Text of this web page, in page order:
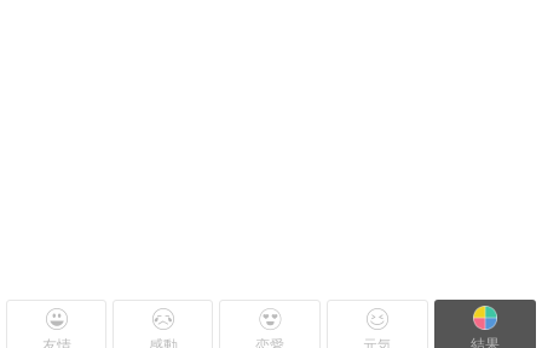
友情 感動 恋愛 元気